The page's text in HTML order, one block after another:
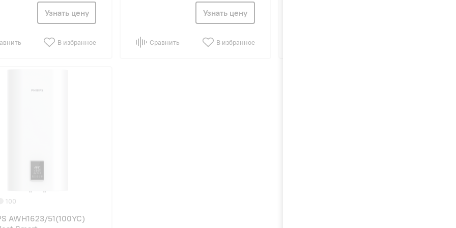
Узнать цену
В избранное
Узнать цену
Сравнить В избранное
100
AWH1623/51(100YC)